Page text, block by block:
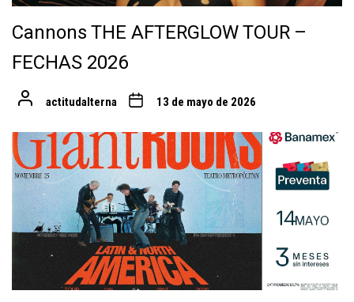
Cannons THE AFTERGLOW TOUR –
FECHAS 2026
actitudalterna 13 de mayo de 2026